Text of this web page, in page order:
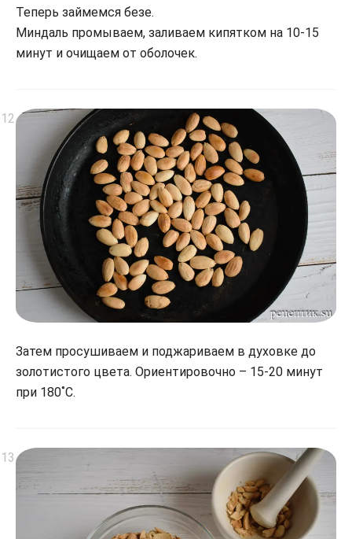
Теперь займемся безе.
Миндаль промываем, заливаем кипятком на 10-15
минут и очищаем от оболочек.
Затем просушиваем и поджариваем в духовке до
золотистого цвета. Ориентировочно – 15-20 минут
при 180˚С.